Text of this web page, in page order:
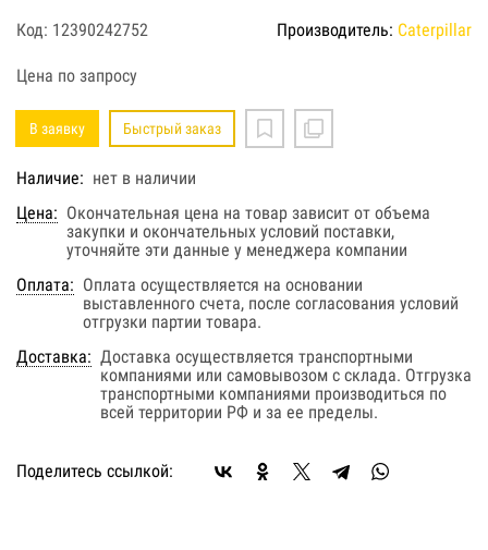
Код: 12390242752 Производитель: Caterpillar
Цена по запросу
В заявку Быстрый заказ
Наличие: нет в наличии
Цена: Окончательная цена на товар зависит от объема
закупки и окончательных условий поставки,
уточняйте эти данные у менеджера компании
Оплата: Оплата осуществляется на основании
выставленного счета, после согласования условий
отгрузки партии товара.
Доставка: Доставка осуществляется транспортными
компаниями или самовывозом с склада. Отгрузка
транспортными компаниями производиться по
всей территории РФ и за ее пределы.
Поделитесь ссылкой: